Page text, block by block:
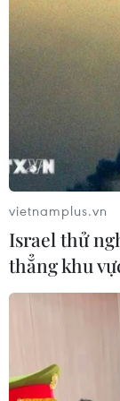
vietnamplus.vn
Israel thử
thẳng khu